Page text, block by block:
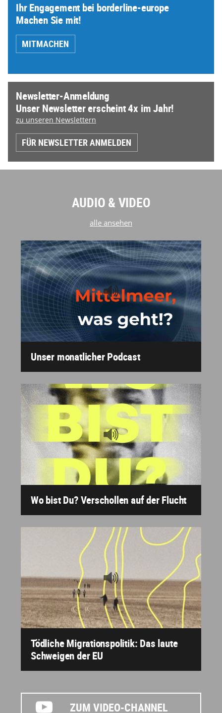
Ihr Engagement bei borderline-europe
Machen Sie mit!
MITMACHEN
Newsletter-Anmeldung
Unser Newsletter erscheint 4x im Jahr!
zu unseren Newslettern
FÜR NEWSLETTER ANMELDEN
AUDIO & VIDEO
alle ansehen
Unser monatlicher Podcast
Wo bist Du? Verschollen auf der Flucht
Tödliche Migrationspolitik: Das laute
Schweigen der EU
ZUM VIDEO-CHANNEL